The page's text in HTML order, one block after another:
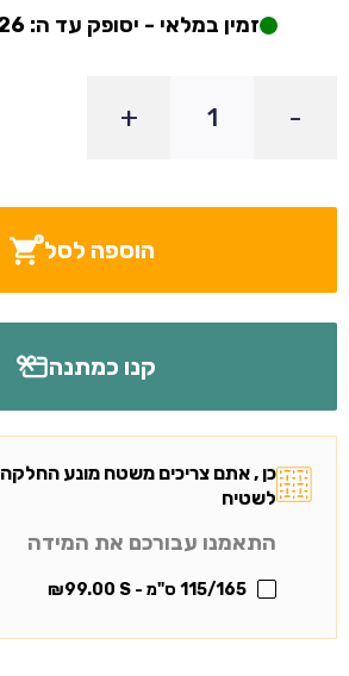
זמין במלאי - יסופק עד ה: 06/08/2026
-
+
קנו כמתנה
הוספה לסל
כן , אתם צריכים משטח מונע החלקה
לשטיח
התאמנו עבורכם את המידה
115/165 ס"מ - S ₪99.00